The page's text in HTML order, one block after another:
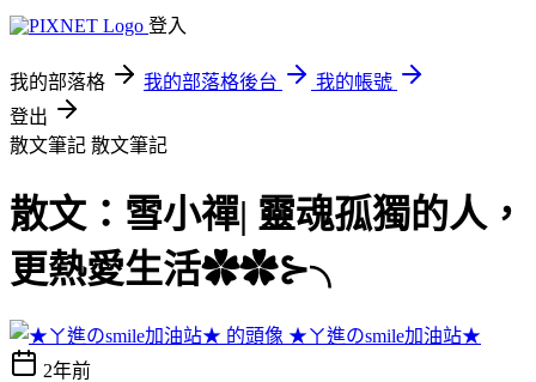
登入
我的部落格 我的部落格後台
我的帳號
登出
散文筆記 散文筆記
散文：雪小禪| 靈魂孤獨的人，
更熱愛生活✿✿⊱╮
★ㄚ進のsmile加油站★
2年前